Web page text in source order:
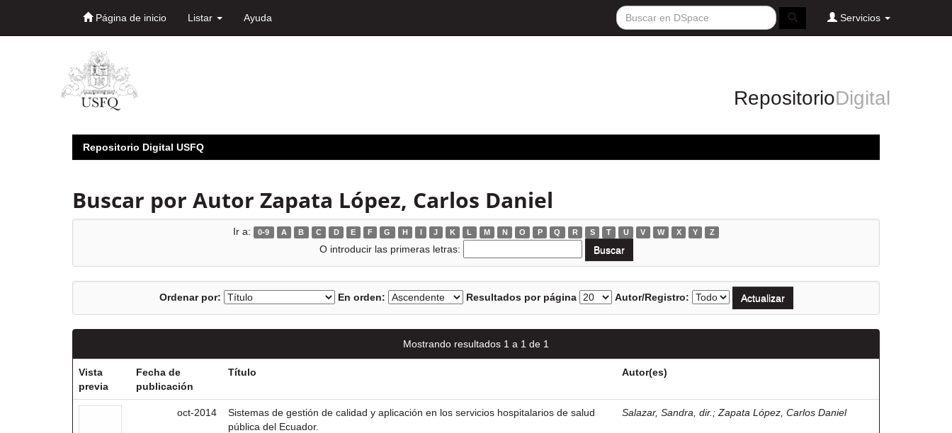
Página de inicio Listar Ayuda Servicios
RepositorioDigital
Repositorio Digital USFQ
Buscar por Autor Zapata López, Carlos Daniel
Ir a: 0-9 A B C D E F G H I J K L M N O P Q R S T U V W X Y Z
O introducir las primeras letras:
Ordenar por: En orden: Resultados por página Autor/Registro:
Mostrando resultados 1 a 1 de 1
Vista
previa
Fecha de
publicación
Título Autor(es)
oct-2014
Sistemas de gestión de calidad y aplicación en los servicios hospitalarios de salud
pública del Ecuador.
Salazar, Sandra, dir. ; Zapata López, Carlos Daniel